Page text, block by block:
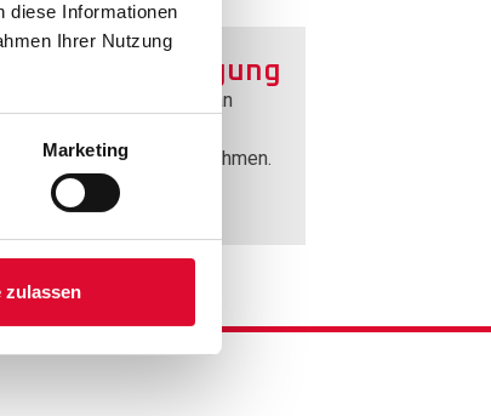
diese Informationen
Ihrer Nutzung
Marketing
zulassen
bereit oder verpflichtet, an
teilzunehmen.